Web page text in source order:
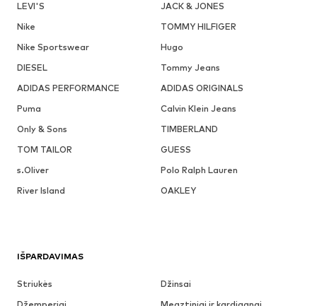
LEVI'S
JACK & JONES
Nike
TOMMY HILFIGER
Nike Sportswear
Hugo
DIESEL
Tommy Jeans
ADIDAS PERFORMANCE
ADIDAS ORIGINALS
Puma
Calvin Klein Jeans
Only & Sons
TIMBERLAND
TOM TAILOR
GUESS
s.Oliver
Polo Ralph Lauren
River Island
OAKLEY
IŠPARDAVIMAS
Striukės
Džinsai